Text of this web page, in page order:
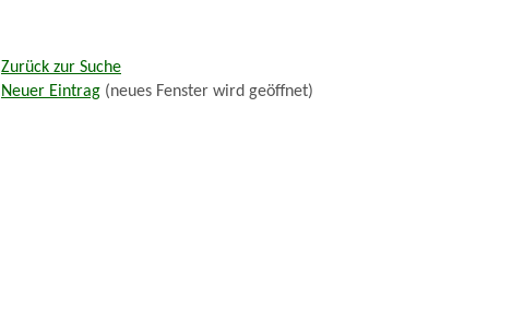
Zurück zur Suche
Neuer Eintrag (neues Fenster wird geöffnet)